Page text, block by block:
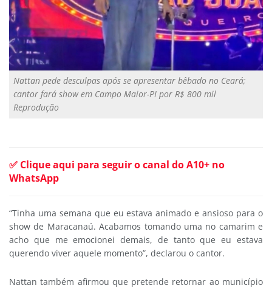
Nattan pede desculpas após se apresentar bêbado no Ceará;
cantor fará show em Campo Maior-PI por R$ 800 mil
Reprodução
✅ Clique aqui para seguir o canal do A10+ no
WhatsApp
“Tinha uma semana que eu estava animado e ansioso para o
show de Maracanaú. Acabamos tomando uma no camarim e
acho que me emocionei demais, de tanto que eu estava
querendo viver aquele momento”, declarou o cantor.
Nattan também afirmou que pretende retornar ao município